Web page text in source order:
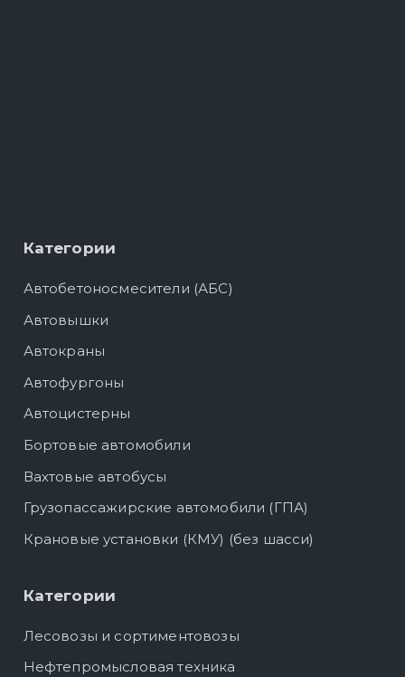
Категории
Автобетоносмесители (АБС)
Автовышки
Автокраны
Автофургоны
Автоцистерны
Бортовые автомобили
Вахтовые автобусы
Грузопассажирские автомобили (ГПА)
Крановые установки (КМУ) (без шасси)
Категории
Лесовозы и сортиментовозы
Нефтепромысловая техника